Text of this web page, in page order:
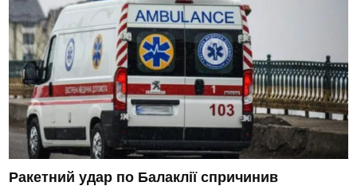
Ракетний удар по Балаклії спричинив